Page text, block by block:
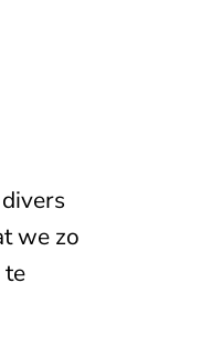
we zo
te